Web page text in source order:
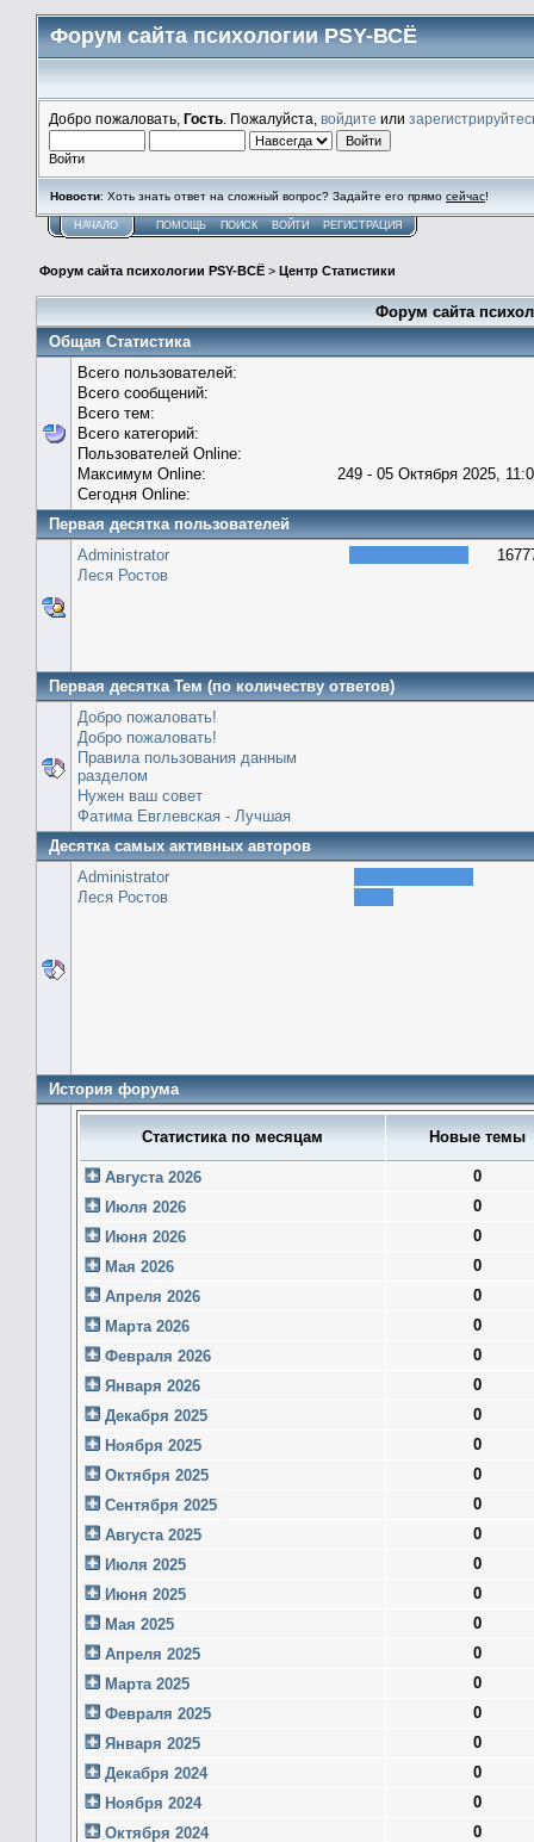
Форум сайта психологии PSY-ВСЁ
Добро пожаловать, Гость . Пожалуйста, войдите или
Войти
Новости: Хоть знать ответ на сложный вопрос? Задайте его прямо сейчас!
НАЧАЛО ПОМОЩЬ ПОИСК ВОЙТИ РЕГИСТРАЦИЯ
Форум сайта психологии PSY-ВСЁ > Центр Статистики
Форум сайта
Общая Статистика
Всего пользователей:
Всего сообщений:
Всего тем:
Всего категорий:
Пользователей Online:
Максимум Online:
249 - 05 Октября 2025,
Сегодня Online:
Первая десятка пользователей
Administrator
Леся Ростов
Первая десятка Тем (по количеству ответов)
Добро пожаловать!
Добро пожаловать!
Правила пользования данным
разделом
Нужен ваш совет
Фатима Евглевская - Лучшая
Десятка самых активных авторов
Administrator
Леся Ростов
История форума
Статистика по месяцам Новые темы
Августа 2026
0
Июля 2026
0
Июня 2026
0
Мая 2026
0
Апреля 2026
0
Марта 2026
0
Февраля 2026
0
Января 2026
0
Декабря 2025
0
Ноября 2025
0
Октября 2025
0
Сентября 2025
0
Августа 2025
0
Июля 2025
0
Июня 2025
0
Мая 2025
0
Апреля 2025
0
Марта 2025
0
Февраля 2025
0
Января 2025
0
Декабря 2024
0
Ноября 2024
0
Октября 2024
0